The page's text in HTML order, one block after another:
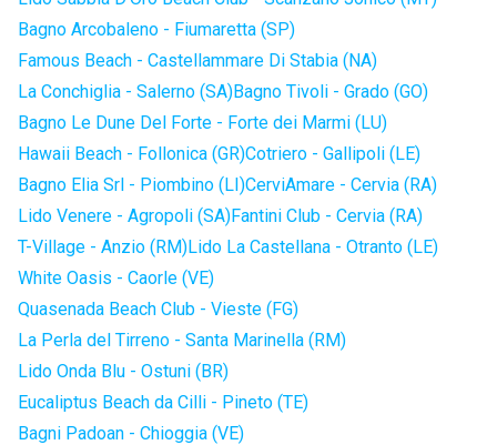
Bagno Arcobaleno - Fiumaretta (SP)
Famous Beach - Castellammare Di Stabia (NA)
La Conchiglia - Salerno (SA)Bagno Tivoli - Grado (GO)
Bagno Le Dune Del Forte - Forte dei Marmi (LU)
Hawaii Beach - Follonica (GR)Cotriero - Gallipoli (LE)
Bagno Elia Srl - Piombino (LI)CerviAmare - Cervia (RA)
Lido Venere - Agropoli (SA)Fantini Club - Cervia (RA)
T-Village - Anzio (RM)Lido La Castellana - Otranto (LE)
White Oasis - Caorle (VE)
Quasenada Beach Club - Vieste (FG)
La Perla del Tirreno - Santa Marinella (RM)
Lido Onda Blu - Ostuni (BR)
Eucaliptus Beach da Cilli - Pineto (TE)
Bagni Padoan - Chioggia (VE)